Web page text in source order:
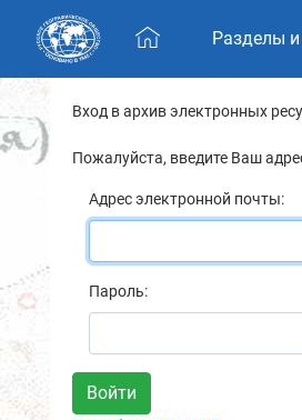
Skip navigation
Разделы
Вход в архив электронных
Пожалуйста, введите Ваш
Адрес электронной почты:
Пароль: